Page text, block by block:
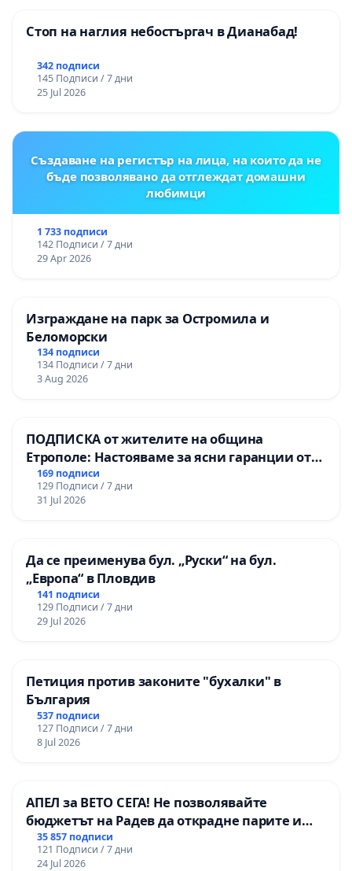
Стоп на наглия небостъргач в Дианабад!
342 подписи
145 Подписи / 7 дни
25 Jul 2026
Създаване на регистър на лица, на които да не
бъде позволявано да отглеждат домашни
любимци
1 733 подписи
142 Подписи / 7 дни
29 Apr 2026
Изграждане на парк за Остромила и
Беломорски
134 подписи
134 Подписи / 7 дни
3 Aug 2026
ПОДПИСКА от жителите на община
Етрополе: Настояваме за ясни гаранции от
“Елаците-МЕД” АД и от държавата, че ще се
изпълнят всички екологични норми!
169 подписи
129 Подписи / 7 дни
31 Jul 2026
Да се преименува бул. „Руски“ на бул.
„Европа“ в Пловдив
141 подписи
129 Подписи / 7 дни
29 Jul 2026
Петиция против законите "бухалки" в
България
537 подписи
127 Подписи / 7 дни
8 Jul 2026
АПЕЛ за ВЕТО СЕГА! Не позволявайте
бюджетът на Радев да открадне парите и
правата ни в тъмното
35 857 подписи
121 Подписи / 7 дни
24 Jul 2026